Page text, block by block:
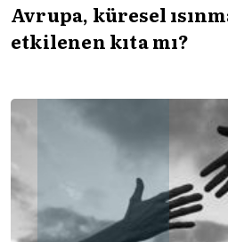
Avrupa, küresel
etkilenen kıta mı?